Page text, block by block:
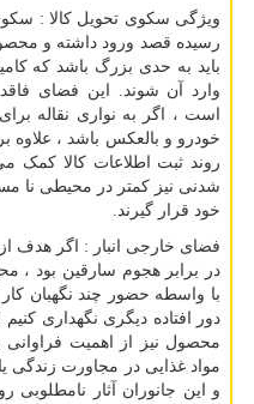
ویژگی سکوی تحویل کالا :
رسیده قصد ورود داشته و
باید به حدی بزرگ باشد که
وارد آن شوند. این فضای
است ، اگر به نواری نقاله
خودرو و بالعکس باشد ، علاوه
روند ثبت اطلاعات کالا کمک
شدنی نیز کمتر در محیطی نا
خود قرار گیرند.
فضای خارجی انبار : اگر هدف
در برابر هجوم سارقین بود ،
با واسطه حضور چند نگهبان
دور افتاده دیگری نگهداری
محصول نیز از اهمیت فراوانی
مواد غذایی در مجاورت زندگی
و این جانوران آثار نامطلوبی